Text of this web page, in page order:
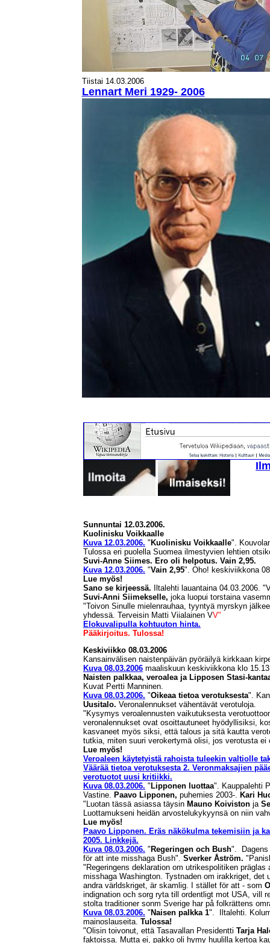
Tiistai 14.03.2006
Lennart Meri 1929- 2006
Sunnuntai 12.03.2006.
Kuolinisku Voikkaalle
Kuva 12.03.2006. " Kuolinisku Voikkaalle".
Tulossa eri puolella Suomea ilmestyvien lehtien
Suvi-Anne Siimes. Ero oli helpotus. Vain 2,95.
Kuva 12.03.2006. "Vain 2,95". Oho! keskiviikkona
Lue myös!
Sano se kirjeessä.
Iltalehti lauantaina 04.03.2006.
Suvi-Anni Siimekselle, joka luopui torstaina
"Toivon Sinulle mielenrauhaa, tyyntyä myrskyn
yhdessä. Terveisin Matti Viialainen VV"
Elokuvalipulla kohtuuton hinta.
Pääkirjoitus. Tulossa!
Keskiviikko 08.03.2006
Kansainvälisen naistenpäivän pyöräilyä kirkkaan
Kuva 08.03.2006 maaliskuun keskiviikkona klo
Naisten palkkaa, veroalea ja Lipposen Stasi-
Kuvat Pertti Manninen.
Kuva 08.03.2006. "Oikeaa tietoa verotuksesta".
Uusitalo. Veronalennukset vähentävät verotuloja.
"Kysymys veroalennusten vaikutuksesta
veronalennukset ovat osoittautuneet hyödyllisiksi,
kasvaneet myös siksi, että talous ja sitä kautta
tutkia, miten suuri verokertymä olisi, jos verotusta
Lue myös!
Veroaleen käytetyistä rahoista tuleekin valtiolle
Väärää tietoa verotuksesta 2. Veronmaksajien
verotuotot uusi kritiikki.
Kuva 08.03.2006. " Lipponen luottaa". Kauppalehti
Vastine. Paavo Lipponen, puhemies 2003-. Kari
"Luotan tässä asiassa täysin Mauno Koiviston ja
Luottamukseni heidän arvostelukykyynsä on niin
Lue myös!
Paavo Lipponen. Eräs näkökulma tekemisiin ja
2005. Linkkejä.
Kuva 08.03.2006. " Regeringen och Bush". Dagens
för att inte misshaga Bush". Sverker Åström.
"Regeringens deklaration om utrikespolitiken
misshaga Washington. Tystnaden om irakkriget,
andra världskriget, är skamlig. I stället för att - som
indignation och sorg ryta till ordentligt mot USA, vill
stolta traditioner sonm Sverige har på folkrättens
Kuva 08.03.2006. " Naisen palkka 1". Iltalehti.
mainoslauseita. Tulossa!
"Olisin toivonut, että Tasavallan Presidentti Tarja
faktoissa. Mutta ei, pakko oli hymy huulilla kertoa